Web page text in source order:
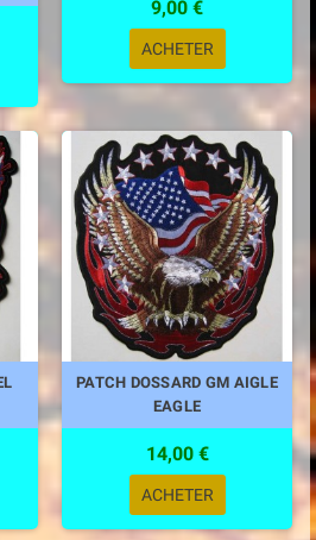
9,00 €
ACHETER
PATCH DOSSARD GM AIGLE
EAGLE
14,00 €
ACHETER